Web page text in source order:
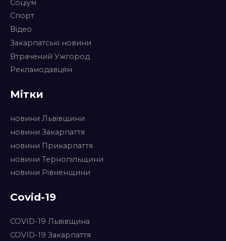
Соціум
Спорт
Відео
Закарпатські новини
Втрачений Ужгород
Рекламодавцям
Мітки
новини Львівщини
новини Закарпаття
новини Прикарпаття
новини Тернопільщини
новини Рівненщини
Covid-19
COVID-19 Львівщина
COVID-19 Закарпаття